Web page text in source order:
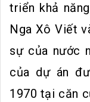
triển khả
Nga Xô Viết
sự của nước
của dự án
1970 tại căn